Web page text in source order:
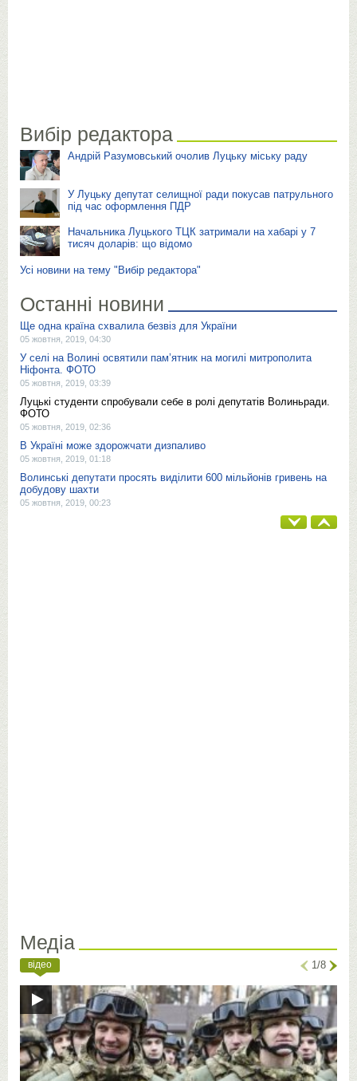
Вибір редактора
Андрій Разумовський очолив Луцьку міську раду
У Луцьку депутат селищної ради покусав патрульного
під час оформлення ПДР
Начальника Луцького ТЦК затримали на хабарі у 7
тисяч доларів: що відомо
Усі новини на тему "Вибір редактора"
Останні новини
Ще одна країна схвалила безвіз для України
05 жовтня, 2019, 04:30
У селі на Волині освятили пам’ятник на могилі митрополита
Ніфонта. ФОТО
05 жовтня, 2019, 03:39
Луцькі студенти спробували себе в ролі депутатів Волиньради.
ФОТО
05 жовтня, 2019, 02:36
В Україні може здорожчати дизпаливо
05 жовтня, 2019, 01:18
Волинські депутати просять виділити 600 мільйонів гривень на
добудову шахти
05 жовтня, 2019, 00:23
Медіа
відео 1/8